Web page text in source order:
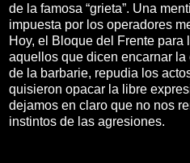
de la famosa “grieta”. Una
impuesta por los operadores
Hoy, el Bloque del Frente para
aquellos que dicen encarnar
de la barbarie, repudia los
quisieron opacar la libre
dejamos en claro que no nos
instintos de las agresiones.